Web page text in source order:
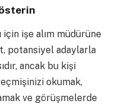
işe alım müdürüne
potansiyel adaylarla
ancak bu kişi
okumak,
ve görüşmelerde